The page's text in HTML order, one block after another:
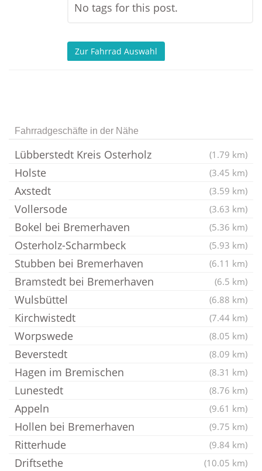
No tags for this post.
Zur Fahrrad Auswahl
Fahrradgeschäfte in der Nähe
Lübberstedt Kreis Osterholz (1.79 km)
Holste (3.45 km)
Axstedt (3.59 km)
Vollersode (3.63 km)
Bokel bei Bremerhaven (5.36 km)
Osterholz-Scharmbeck (5.93 km)
Stubben bei Bremerhaven (6.11 km)
Bramstedt bei Bremerhaven (6.5 km)
Wulsbüttel (6.88 km)
Kirchwistedt (7.44 km)
Worpswede (8.05 km)
Beverstedt (8.09 km)
Hagen im Bremischen (8.31 km)
Lunestedt (8.76 km)
Appeln (9.61 km)
Hollen bei Bremerhaven (9.75 km)
Ritterhude (9.84 km)
Driftsethe (10.05 km)